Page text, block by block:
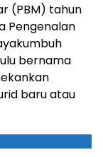
(PBM) tahun
Pengenalan
bernama
baru atau